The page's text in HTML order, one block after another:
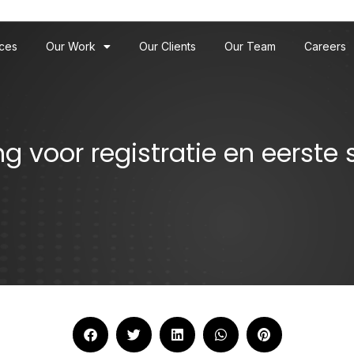
Our Work Our Clients Our Team Careers
voor registratie en